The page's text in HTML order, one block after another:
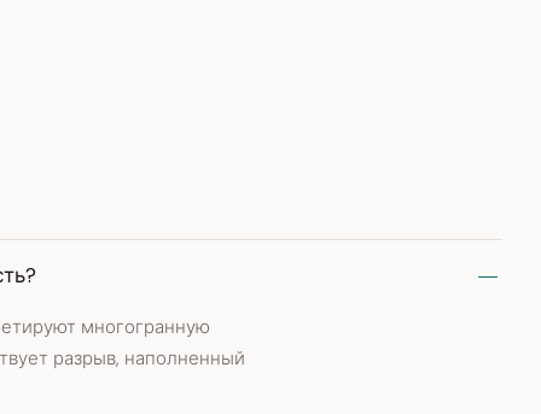
многогранную
разрыв, наполненный